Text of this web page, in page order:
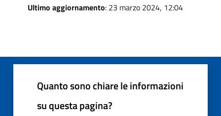
Ultimo aggiornamento: 23 marzo 2024, 12:04
Quanto sono chiare le informazioni
su questa pagina?